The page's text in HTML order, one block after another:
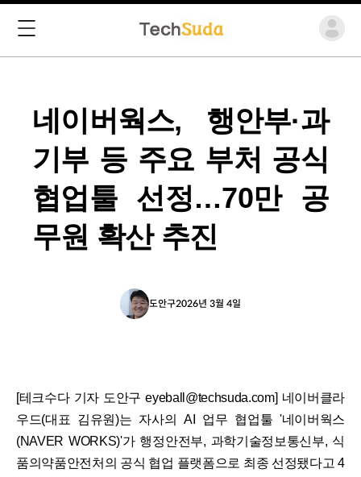
네이버웍스, 행안부·과
기부 등 주요 부처 공식
협업툴 선정…70만 공
무원 확산 추진
도안구2026년 3월 4일
[테크수다 기자 도안구 eyeball@techsuda.com] 네이버클라
우드(대표 김유원)는 자사의 AI 업무 협업툴 '네이버웍스
(NAVER WORKS)'가 행정안전부, 과학기술정보통신부, 식
품의약품안전처의 공식 협업 플랫폼으로 최종 선정됐다고 4